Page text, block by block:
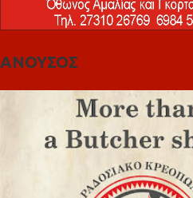
ΑΝΟΥΣΟΣ